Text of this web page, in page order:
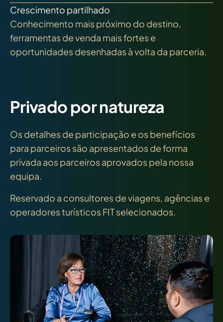
Crescimento partilhado
Conhecimento mais próximo do destino,
ferramentas de venda mais fortes e
oportunidades desenhadas à volta da parceria.
Privado por natureza
Os detalhes de participação e os benefícios
para parceiros são apresentados de forma
privada aos parceiros aprovados pela nossa
equipa.
Reservado a consultores de viagens, agências e
operadores turísticos FIT selecionados.